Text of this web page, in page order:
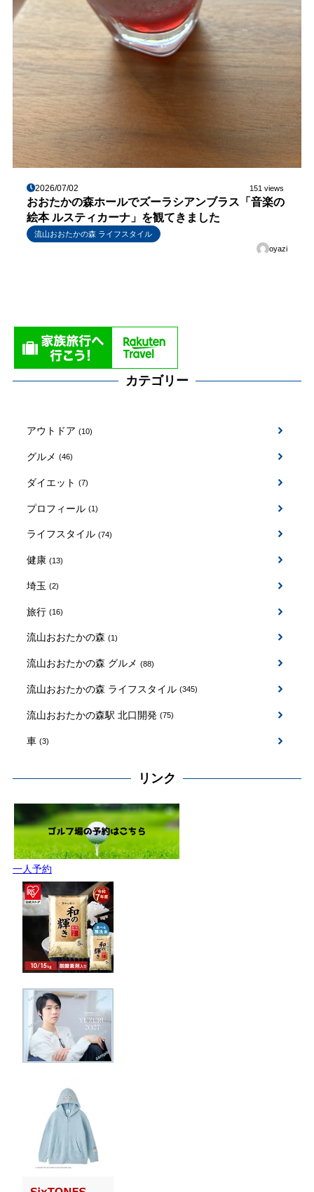
2026/07/02 151 views
おおたかの森ホールでズーラシアンブラス「音楽の
絵本 ルスティカーナ」を観てきました
流山おおたかの森 ライフスタイル
oyazi
カテゴリー
アウトドア (10)
グルメ (46)
ダイエット (7)
プロフィール (1)
ライフスタイル (74)
健康 (13)
埼玉 (2)
旅行 (16)
流山おおたかの森 (1)
流山おおたかの森 グルメ (88)
流山おおたかの森 ライフスタイル (345)
流山おおたかの森駅 北口開発 (75)
車 (3)
リンク
一人予約